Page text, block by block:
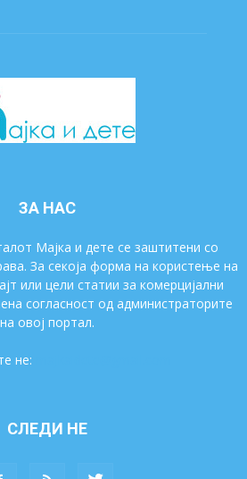
ЗА НАС
Мајка и дете се заштитени со
За секоја форма на користење на
или цели статии за комерцијални
согласност од администраторите
на овој портал.
не:
СЛЕДИ НЕ